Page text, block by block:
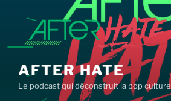
contenu
principal
AFTER HATE
Le podcast qui déconstruit la pop culture